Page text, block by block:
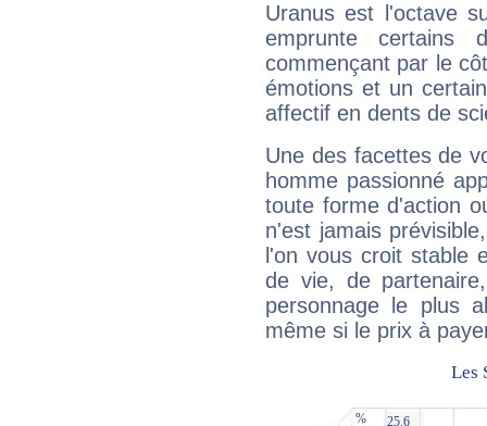
Uranus est l'octave
emprunte
commençant par le
émotions et un
affectif en dents de
Une des facettes de
homme passionné
toute forme d'action
n'est jamais
l'on vous croit stable
de vie, de
personnage le plus
même si le prix à